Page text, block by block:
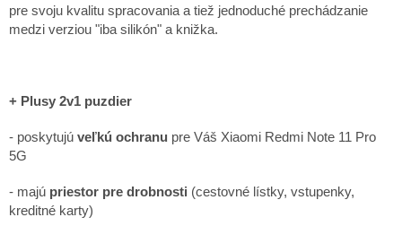
pre svoju kvalitu spracovania a tiež jednoduché prechádzanie
medzi verziou "iba silikón" a knižka.
+ Plusy 2v1 puzdier
- poskytujú veľkú ochranu pre Váš Xiaomi Redmi Note 11 Pro
5G
- majú priestor pre drobnosti (cestovné lístky, vstupenky,
kreditné karty)